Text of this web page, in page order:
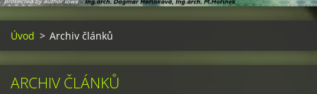
Úvod > Archiv článků
ARCHIV ČLÁNKŮ